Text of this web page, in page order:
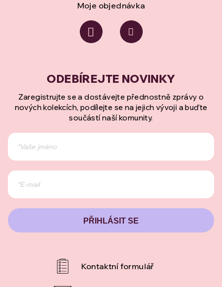
Moje objednávka
Zaregistrujte se a dostávejte přednostně zprávy o
nových kolekcích, podílejte se na jejich vývoji a buďte
součástí naší komunity.
PŘIHLÁSIT SE